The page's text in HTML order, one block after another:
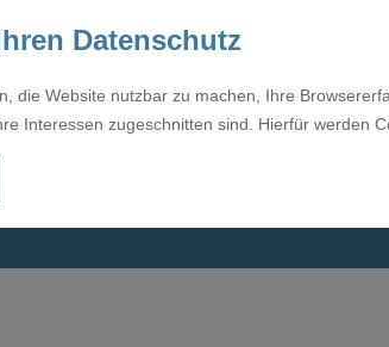
Datenschutz
die Website nutzbar zu machen, Ihre
Interessen zugeschnitten sind. Hierfür werden